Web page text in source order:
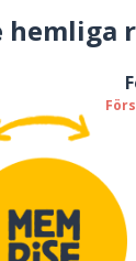
hemliga